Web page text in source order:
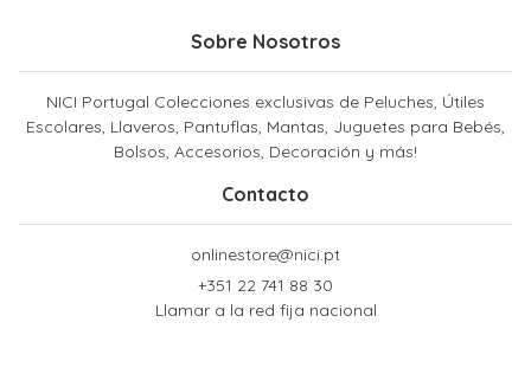
Sobre Nosotros
NICI Portugal Colecciones exclusivas de Peluches, Útiles
Escolares, Llaveros, Pantuflas, Mantas, Juguetes para Bebés,
Bolsos, Accesorios, Decoración y más!
Contacto
onlinestore@nici.pt
+351 22 741 88 30
Llamar a la red fija nacional